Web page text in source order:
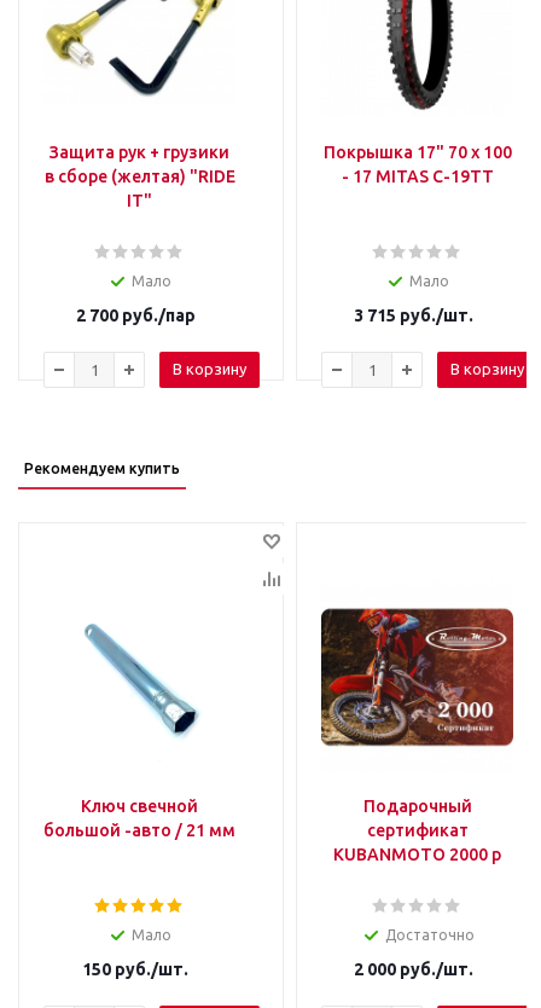
Защита рук + грузики
в сборе (желтая) "RIDE
IT"
Мало
2 700руб./пар
В корзину
Покрышка 17" 70 x 100
- 17 MITAS С-19ТТ
Мало
3 715 руб./шт.
В корзину
Рекомендуем купить
Ключ свечной
большой -авто / 21 мм
Мало
150 руб./шт.
Подарочный
сертификат
KUBANMOTO 2000 р
Достаточно
2 000руб./шт.